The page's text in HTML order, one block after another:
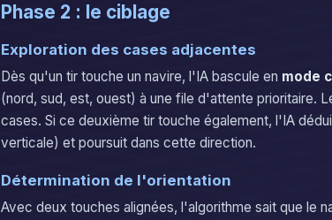
Phase 2 : le ciblage
Exploration des cases adjacentes
Dès qu'un tir touche un navire, l'IA bascule en mode
(nord, sud, est, ouest) à une file d'attente prioritaire.
cases. Si ce deuxième tir touche également, l'IA
verticale) et poursuit dans cette direction.
Détermination de l'orientation
Avec deux touches alignées, l'algorithme sait que le